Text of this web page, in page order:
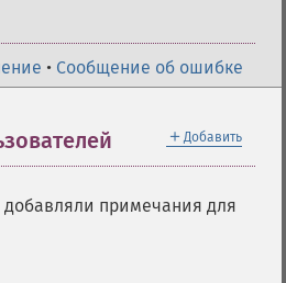
• Сообщение об ошибке
＋ Добавить
примечания для